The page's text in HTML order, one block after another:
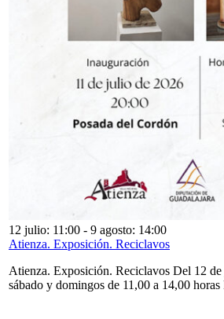
12 julio: 11:00 - 9 agosto: 14:00
Atienza. Exposición. Reciclavos
Atienza. Exposición. Reciclavos Del 12
sábado y domingos de 11,00 a 14,00